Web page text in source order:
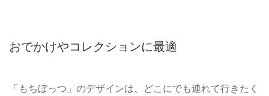
おでかけやコレクションに最適
「もちぼっつ」のデザインは、どこにでも連れて行きたく